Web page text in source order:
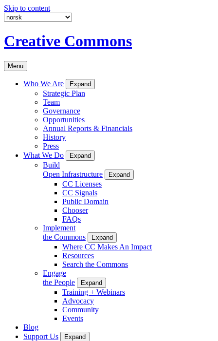
Skip to content
Creative Commons
Menu
Who We Are Expand
Strategic Plan
Team
Governance
Opportunities
Annual Reports & Financials
History
Press
What We Do
Expand
Build
Open Infrastructure
Expand
CC Licenses
CC Signals
Public Domain
Chooser
FAQs
Implement
the Commons
Expand
Where CC Makes An Impact
Resources
Search the Commons
Engage
the People
Expand
Training + Webinars
Advocacy
Community
Events
Blog
Support Us
Expand